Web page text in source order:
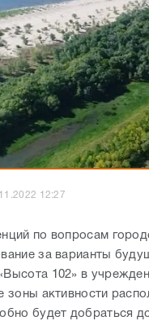
12:27
по вопросам
за варианты
102» в
зоны активности
будет добраться